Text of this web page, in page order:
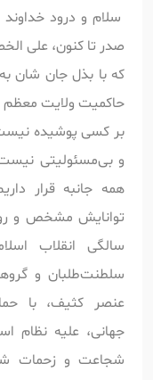
سلام و درود
صدر تا کنون، علی
که با بذل جان شان
حاکمیت ولایت معظم
بر کسی پوشیده
و بی‌مسئولیتی
همه جانبه قرار
توانایش مشخص و
سالگی انقلاب
سلطنت‌طلبان و
عنصر کثیف، با
جهانی، علیه نظام
شجاعت و زحمات